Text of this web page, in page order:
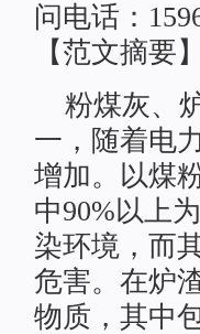
问电话：
【范文摘要】
粉煤灰、
一，随着电
增加。以煤
中90%以上
染环境，而
危害。在炉
物质，其中